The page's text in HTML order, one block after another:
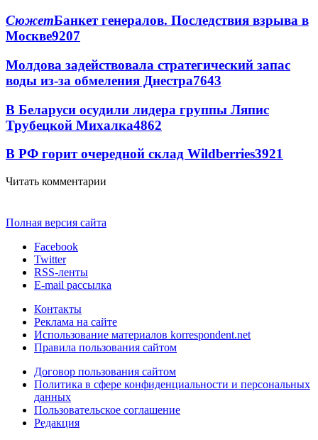
СюжетБанкет генералов. Последствия взрыва в
Москве9207
Молдова задействовала стратегический запас
воды из-за обмеления Днестра7643
В Беларуси осудили лидера группы Ляпис
Трубецкой Михалка4862
В РФ горит очередной склад Wildberries3921
Читать комментарии
Полная версия сайта
Facebook
Twitter
RSS-ленты
E-mail рассылка
Контакты
Реклама на сайте
Использование материалов korrespondent.net
Правила пользования сайтом
Договор пользования сайтом
Политика в сфере конфиденциальности и персональных
данных
Пользовательское соглашение
Редакция